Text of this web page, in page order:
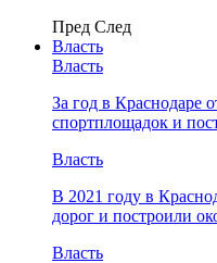
Пред След
Власть
Власть
За год в Краснодаре
спортплощадок и
Власть
В 2021 году в
дорог и построили
Власть